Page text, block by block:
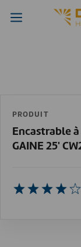
PRODUIT
Encastrable à
GAINE 25'